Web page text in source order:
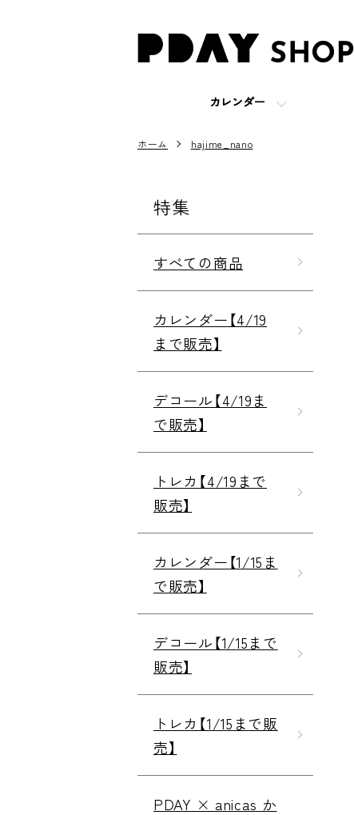
カレンダー
ホーム hajime_nano
特集
すべての商品
カレンダー【4/19
まで販売】
デコール【4/19ま
で販売】
トレカ【4/19まで
販売】
カレンダー【1/15ま
で販売】
デコール【1/15まで
販売】
トレカ【1/15まで販
売】
PDAY × anicas か